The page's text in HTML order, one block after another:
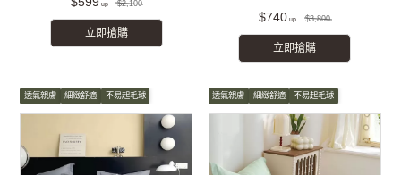
$2,100
立即搶購
$740 $3,800
立即搶購
透氣親膚 細緻舒適 不易起毛球 透氣親膚 細緻舒適 不易起毛球